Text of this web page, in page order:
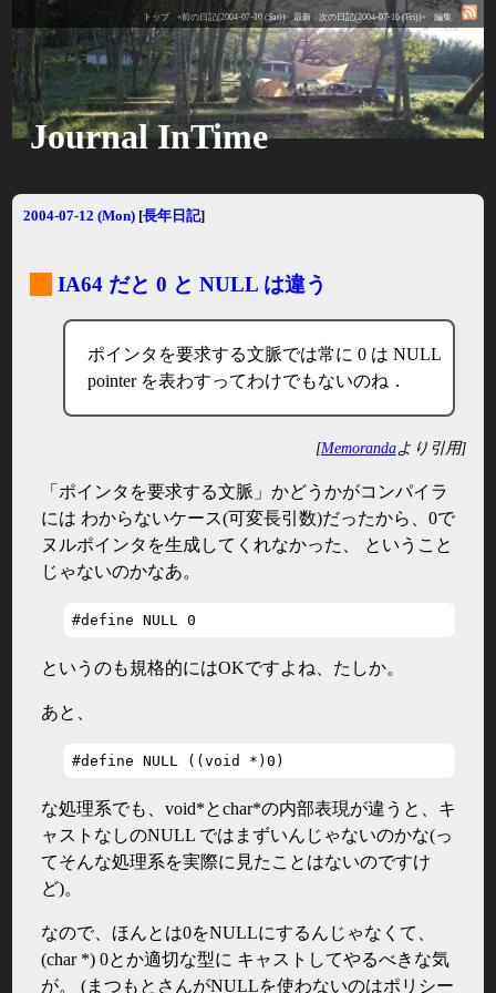
トップ «前の日記(2004-07-10 (Sat)) 最新 次の日記(2004-07-16 (Fri))» 編集
Journal InTime
2004-07-12 (Mon) [長年日記]
IA64 だと 0 と NULL は違う
ポインタを要求する文脈では常に 0 は NULL
pointer を表わすってわけでもないのね．
[Memorandaより引用]
「ポインタを要求する文脈」かどうかがコンパイラ
には わからないケース(可変長引数)だったから、0で
ヌルポインタを生成してくれなかった、 ということ
じゃないのかなあ。
#define NULL 0
というのも規格的にはOKですよね、たしか。
あと、
#define NULL ((void *)0)
な処理系でも、void*とchar*の内部表現が違うと、キ
ャストなしのNULL ではまずいんじゃないのかな(っ
てそんな処理系を実際に見たことはないのですけ
ど)。
なので、ほんとは0をNULLにするんじゃなくて、
(char *) 0とか適切な型に キャストしてやるべきな気
が。 (まつもとさんがNULLを使わないのはポリシー